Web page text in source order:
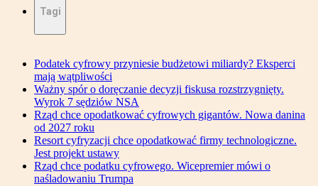
Tagi
Podatek cyfrowy przyniesie budżetowi miliardy? Eksperci
mają wątpliwości
Ważny spór o doręczanie decyzji fiskusa rozstrzygnięty.
Wyrok 7 sędziów NSA
Rząd chce opodatkować cyfrowych gigantów. Nowa danina
od 2027 roku
Resort cyfryzacji chce opodatkować firmy technologiczne.
Jest projekt ustawy
Rząd chce podatku cyfrowego. Wicepremier mówi o
naśladowaniu Trumpa